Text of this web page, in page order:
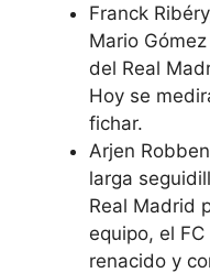
Franck
Mario
del Real
Hoy se
fichar.
Arjen
larga
Real Madrid
equipo, el
renacido y